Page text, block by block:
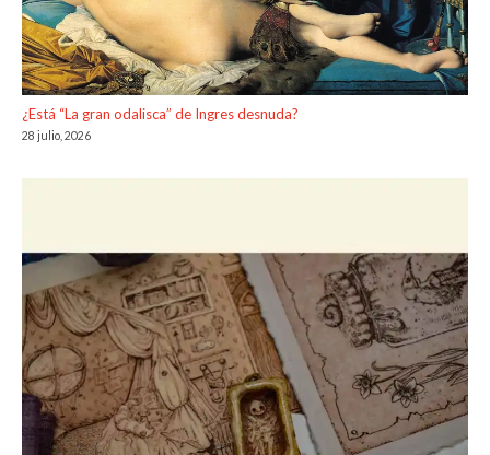
¿Está “La gran odalisca” de Ingres desnuda?
28 julio, 2026